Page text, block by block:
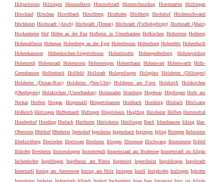
Hiltpoltstein
Hilzingen Himmelkron Himmelstadt Hinterschmiding Hinterzarten
Hirrlingen
Hirschaid
Hirschau Hirschbach Hirschberg Hitzhofen Höchberg Hochdorf
Höchenschwand
Höchheim Höchstadt (Aisch) Höchstädt (Donau) Höchstädt (Fichtelgebirge) Hochstadt (Main)
Hockenheim Hof Höfen an der Enz Hofheim in Unterfranken Hofkirchen Hofstetten Hohberg
Hohenaltheim Hohenau Hohenberg an der Eger Hohenbrunn Hohenburg Hohenfels Hohenfurch
Hohenkammer
Höhenkirchen-Siegertsbrunn Hohenlinden Hohenpeißenberg
Hohenpolding
Hohenroth Hohenstadt Hohenstein Hohentengen Hohenthann Hohenwart Hohenwarth Höhr-
Grenzhausen
Hollenbach Hollfeld Hollstadt Holzgerlingen Holzgünz
Holzheim (Dillingen)
Holzheim (Donau-Ries)
Holzheim (Neu-Ulm) Holzheim am Forst Holzkirch
Holzkirchen
(Oberbayern) Holzkirchen (Unterfranken) Holzmaden Homburg Hopferau Höpfingen Horb am
Neckar Horben Horgau Horgenzell Hörgertshausen Hornbach Hornberg Hösbach Höslwang
Hoßkirch Höttingen Hüffenhardt Hüfingen Hügelsheim Huglfing Huisheim Hülben Hummeltal
Hunderdorf Hunding Hurlach Hutthurm Hüttisheim Hüttlingen Ibach Ichenhausen Icking Idar-
Oberstein Iffeldorf Iffezheim Igensdorf Igersheim Iggensbach Iggingen Igling Ihringen Ihrlerstein
Illerkirchberg Illerrieden Illertissen Illesheim Illingen Illmensee Illschwang Ilmmünster Ilsfeld
Ilshofen Ilvesheim Immendingen Immenreuth Immenstaad am Bodensee Immenstadt im Allgäu
Inchenhofen Ingelfingen Ingelheim am Rhein Ingenried Ingersheim Ingoldingen Ingolstadt
Innernzell Inning am Ammersee Inning am Holz Insingen Inzell Inzigkofen Inzlingen Iphofen
Ippesheim Ipsheim Irchenrieth Irlbach Irndorf Irschenberg Irsee Isen Ismaning Isny im Allgäu